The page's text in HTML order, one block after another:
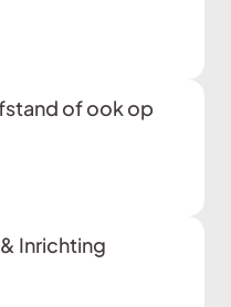
of ook op
Inrichting